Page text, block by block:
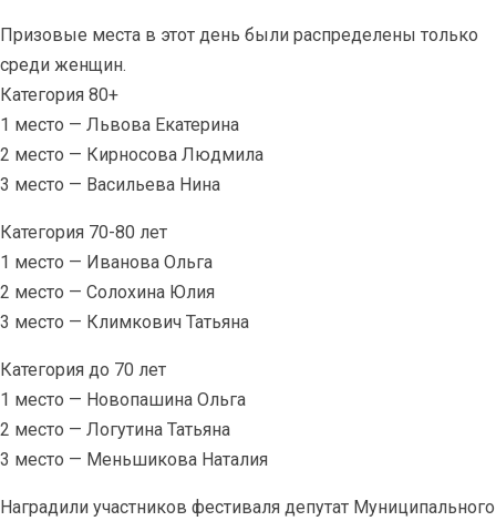
Призовые места в этот день были распределены только
среди женщин.
Категория 80+
1 место — Львова Екатерина
2 место — Кирносова Людмила
3 место — Васильева Нина
Категория 70-80 лет
1 место — Иванова Ольга
2 место — Солохина Юлия
3 место — Климкович Татьяна
Категория до 70 лет
1 место — Новопашина Ольга
2 место — Логутина Татьяна
3 место — Меньшикова Наталия
Наградили участников фестиваля депутат Муниципального